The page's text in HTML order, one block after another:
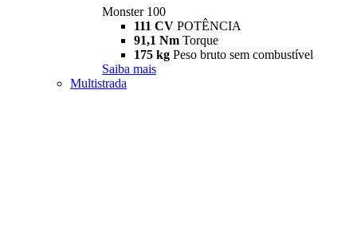
Monster 100
111 CV POTÊNCIA
91,1 Nm Torque
175 kg Peso bruto sem combustível
Saiba mais
Multistrada